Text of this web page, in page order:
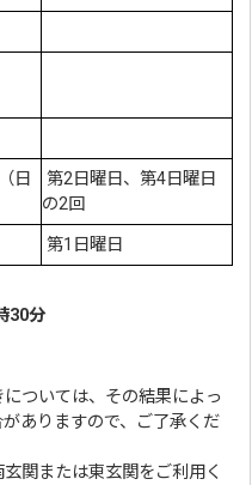
日
第2日曜日、第4日曜日
の2回
第1日曜日
30分
ついては、その結果によっ
ありますので、ご了承くだ
関または東玄関をご利用く